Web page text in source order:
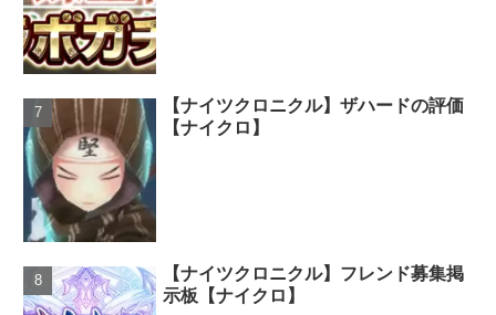
【ナイツクロニクル】ザハードの評価
【ナイクロ】
【ナイツクロニクル】フレンド募集掲
示板【ナイクロ】